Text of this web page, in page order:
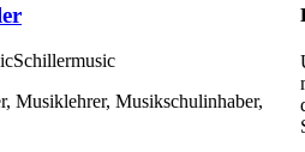
Schillermusic
Musiklehrer, Musikschulinhaber,